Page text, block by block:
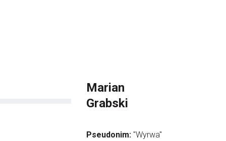
Marian
Grabski
Pseudonim: "Wyrwa"